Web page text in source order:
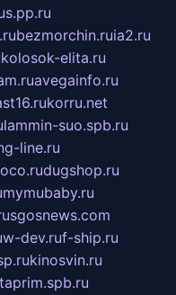
bezmorchin.ruia2.ru
kolosok-elita.ru
avegainfo.ru
korru.net
lammin-suo.spb.ru
line.ru
dugshop.ru
mymubaby.ru
w-dev.ruf-ship.ru
kinosvin.ru